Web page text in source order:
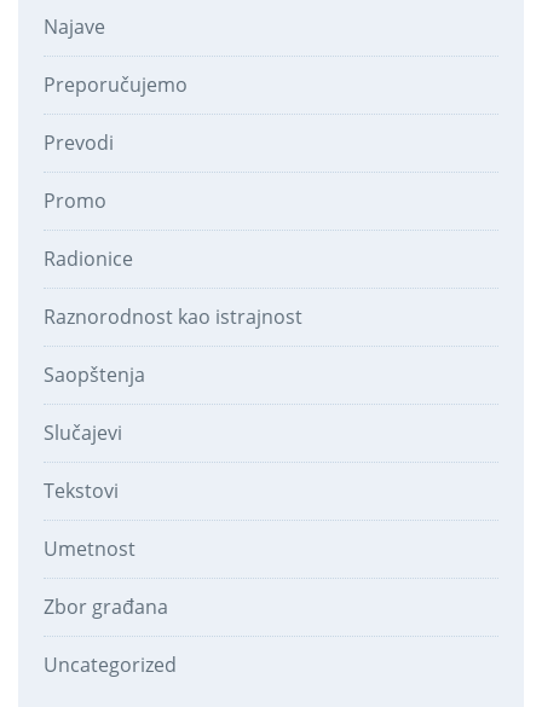
Najave
Preporučujemo
Prevodi
Promo
Radionice
Raznorodnost kao istrajnost
Saopštenja
Slučajevi
Tekstovi
Umetnost
Zbor građana
Uncategorized